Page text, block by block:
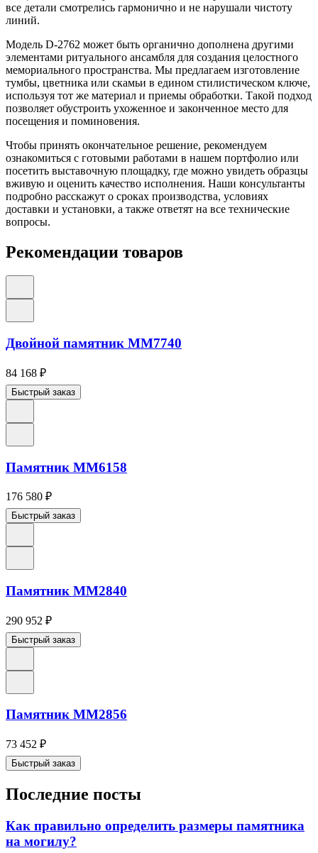
все детали смотрелись гармонично и не нарушали чистоту
линий.
Модель D-2762 может быть органично дополнена другими
элементами ритуального ансамбля для создания целостного
мемориального пространства. Мы предлагаем изготовление
тумбы, цветника или скамьи в едином стилистическом ключе,
используя тот же материал и приемы обработки. Такой подход
позволяет обустроить ухоженное и законченное место для
посещения и поминовения.
Чтобы принять окончательное решение, рекомендуем
ознакомиться с готовыми работами в нашем портфолио или
посетить выставочную площадку, где можно увидеть образцы
вживую и оценить качество исполнения. Наши консультанты
подробно расскажут о сроках производства, условиях
доставки и установки, а также ответят на все технические
вопросы.
Рекомендации товаров
Двойной памятник ММ7740
84 168 ₽
Быстрый заказ
Памятник ММ6158
176 580 ₽
Быстрый заказ
Памятник ММ2840
290 952 ₽
Быстрый заказ
Памятник ММ2856
73 452 ₽
Быстрый заказ
Последние посты
Как правильно определить размеры памятника
на могилу?